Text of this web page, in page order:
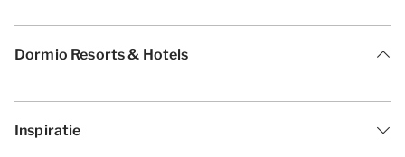
Dormio Resorts & Hotels
Inspiratie